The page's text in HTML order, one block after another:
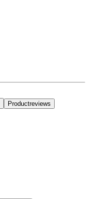
Productreviews